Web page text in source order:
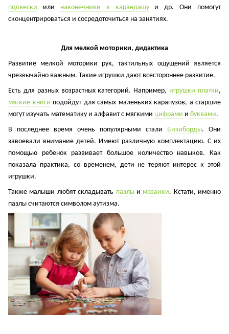
подвески или наконечники к карандашуи др. Они помогут
сконцентрироваться и сосредоточиться на занятиях.
Для мелкой моторики, дидактика
Развитие мелкой моторики рук, тактильных ощущений является
чрезвычайно важным. Такие игрушки дают всестороннее развитие.
Есть для разных возрастных категорий. Например, игрушки платки,
мягкие книги подойдут для самых маленьких карапузов, а старшие
могут изучать математику и алфавит с мягкими цифрами и буквами.
В последнее время очень популярными стали
Бизиборды. Они
завоевали внимание детей. Имеют различную комплектацию. С их
помощью ребенок развивает большое количество навыков. Как
показала практика, со временем, дети не теряют интерес к этой
игрушки.
Также малыши любят складывать пазлыи мозаики. Кстати, именно
пазлы считаются символом аутизма.